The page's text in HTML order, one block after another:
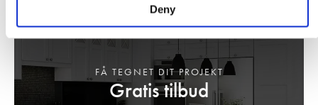
Deny
Gratis tilbud
FÅ TEGNET DIT PROJEKT